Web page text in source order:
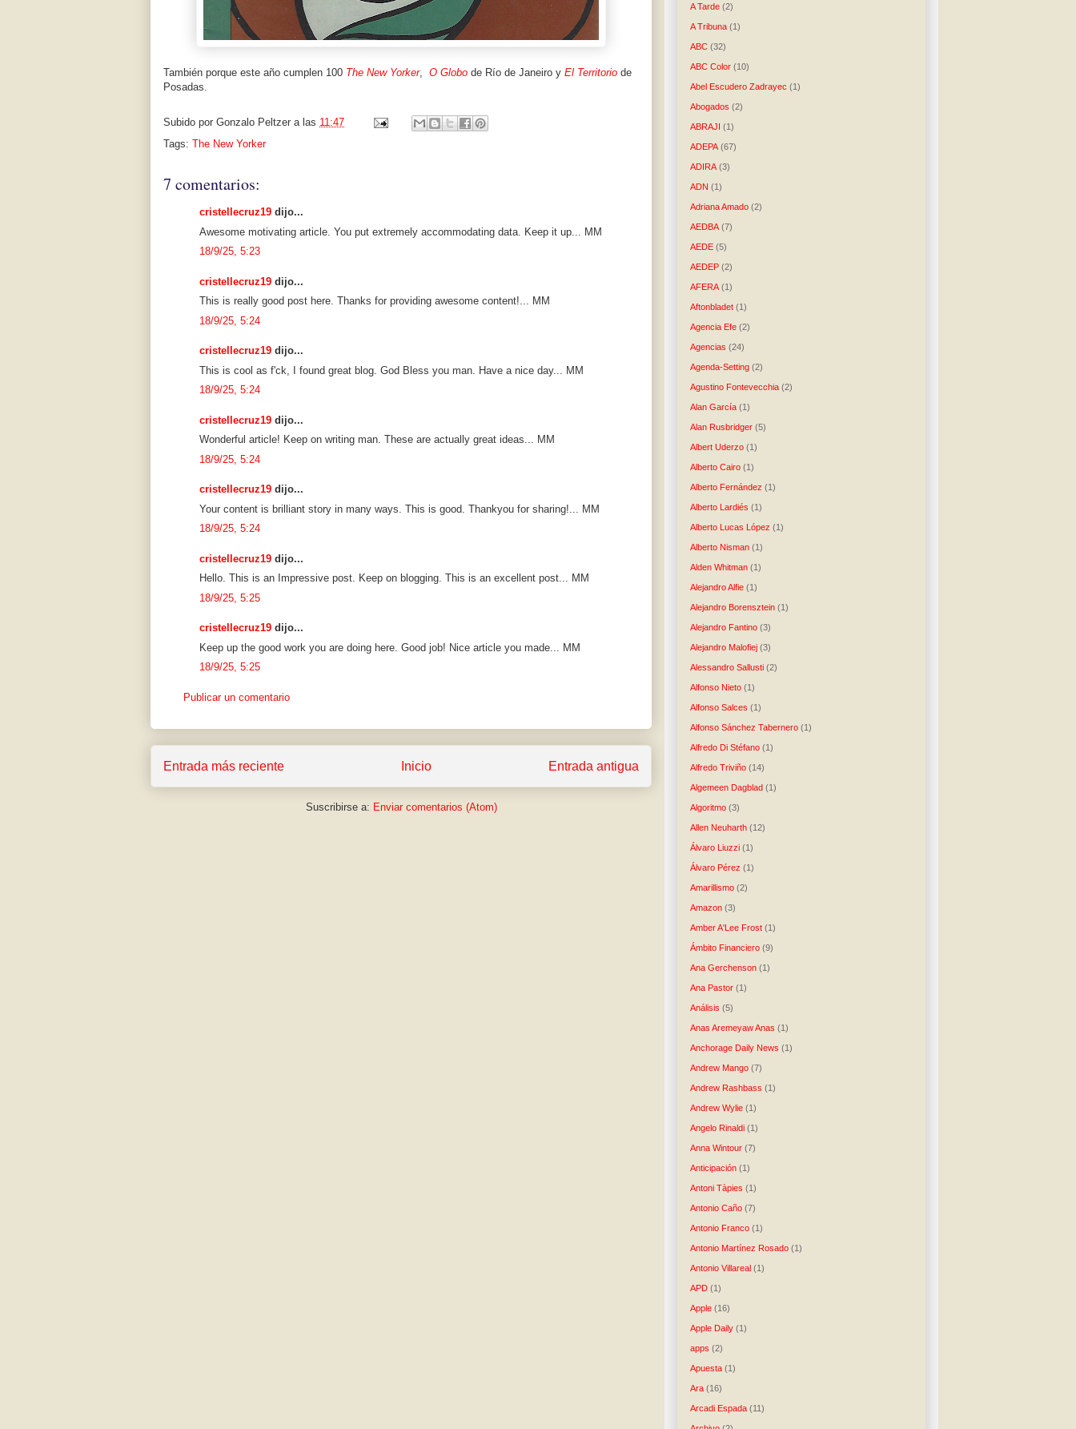
También porque este año cumplen 100 The New Yorker, O Globo de Río de Janeiro y El Territorio de
Posadas.
Subido por Gonzalo Peltzer a las 11:47
Tags: The New Yorker
7 comentarios:
cristellecruz19 dijo...
Awesome motivating article. You put extremely accommodating data. Keep it up... MM
18/9/25, 5:23
cristellecruz19 dijo...
This is really good post here. Thanks for providing awesome content!... MM
18/9/25, 5:24
cristellecruz19 dijo...
This is cool as f'ck, I found great blog. God Bless you man. Have a nice day... MM
18/9/25, 5:24
cristellecruz19 dijo...
Wonderful article! Keep on writing man. These are actually great ideas... MM
18/9/25, 5:24
cristellecruz19 dijo...
Your content is brilliant story in many ways. This is good. Thankyou for sharing!... MM
18/9/25, 5:24
cristellecruz19 dijo...
Hello. This is an Impressive post. Keep on blogging. This is an excellent post... MM
18/9/25, 5:25
cristellecruz19 dijo...
Keep up the good work you are doing here. Good job! Nice article you made... MM
18/9/25, 5:25
Publicar un comentario
Entrada más reciente Entrada antigua
Inicio
Suscribirse a: Enviar comentarios (Atom)
A Tarde (2)
A Tribuna (1)
ABC (32)
ABC Color (10)
Abel Escudero Zadrayec (1)
Abogados (2)
ABRAJI (1)
ADEPA (67)
ADIRA (3)
ADN (1)
Adriana Amado (2)
AEDBA (7)
AEDE (5)
AEDEP (2)
AFERA (1)
Aftonbladet (1)
Agencia Efe (2)
Agencias (24)
Agenda-Setting (2)
Agustino Fontevecchia (2)
Alan García (1)
Alan Rusbridger (5)
Albert Uderzo (1)
Alberto Cairo (1)
Alberto Fernández (1)
Alberto Lardiés (1)
Alberto Lucas López (1)
Alberto Nisman (1)
Alden Whitman (1)
Alejandro Alfie (1)
Alejandro Borensztein (1)
Alejandro Fantino (3)
Alejandro Malofiej (3)
Alessandro Sallusti (2)
Alfonso Nieto (1)
Alfonso Salces (1)
Alfonso Sánchez Tabernero (1)
Alfredo Di Stéfano (1)
Alfredo Triviño (14)
Algemeen Dagblad (1)
Algoritmo (3)
Allen Neuharth (12)
Álvaro Liuzzi (1)
Álvaro Pérez (1)
Amarillismo (2)
Amazon (3)
Amber A'Lee Frost (1)
Ámbito Financiero (9)
Ana Gerchenson (1)
Ana Pastor (1)
Análisis (5)
Anas Aremeyaw Anas (1)
Anchorage Daily News (1)
Andrew Mango (7)
Andrew Rashbass (1)
Andrew Wylie (1)
Angelo Rinaldi (1)
Anna Wintour (7)
Anticipación (1)
Antoni Tàpies (1)
Antonio Caño (7)
Antonio Franco (1)
Antonio Martínez Rosado (1)
Antonio Villareal (1)
APD (1)
Apple (16)
Apple Daily (1)
apps (2)
Apuesta (1)
Ara (16)
Arcadi Espada (11)